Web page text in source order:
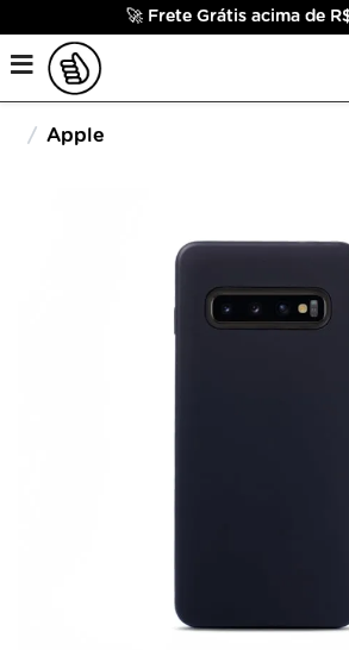
🚀 Frete Grátis acima de
Apple